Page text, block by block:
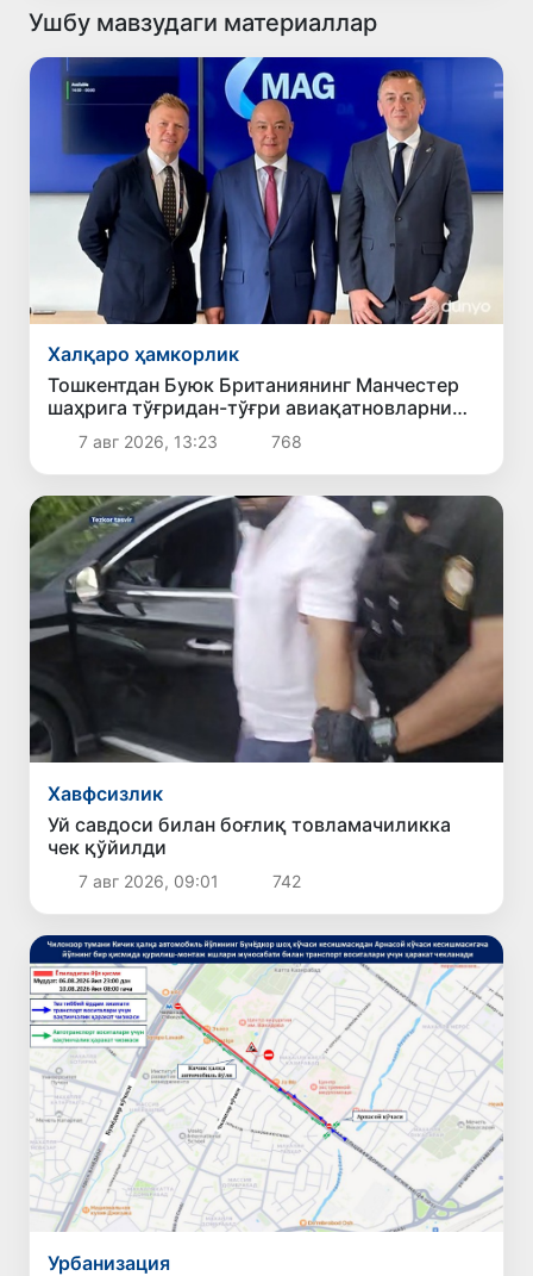
Ушбу мавзудаги материаллар
Халқаро ҳамкорлик
Тошкентдан Буюк Британиянинг Манчестер
шаҳрига тўғридан-тўғри авиақатновларни
йўлга қўйиш масаласи кўриб чиқилмоқда
7 авг 2026, 13:23 768
Хавфсизлик
Уй савдоси билан боғлиқ товламачиликка
чек қўйилди
7 авг 2026, 09:01 742
Урбанизация